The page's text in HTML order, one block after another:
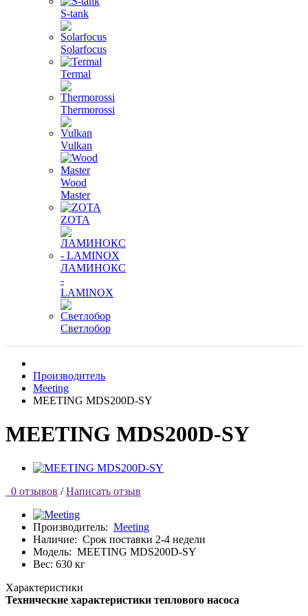
S-tank
Solarfocus
Termal
Thermorossi
Vulkan
Wood
Master
ZOTA
ЛАМИНОКС
-
LAMINOX
Светлобор
Производитель
Meeting
MEETING MDS200D-SY
MEETING MDS200D-SY
0 отзывов / Написать отзыв
Производитель: Meeting
Наличие: Срок поставки 2-4 недели
Модель: MEETING MDS200D-SY
Вес: 630 кг
Характеристики
Технические характеристики теплового насоса